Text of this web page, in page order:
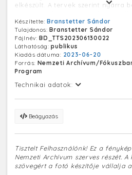
elkészült. A tervek szerint nyárra
épületben.
Készítette:Branstetter Sándor
Tulajdonos:Branstetter Sándor
Fájlnév:BD_TTS202306130022
Láthatóság:publikus
Kiadás dátuma: 2023-06-20
Forrás: Nemzeti Archívum/
Program
Technikai adatok:
Beágyazás
Tisztelt Felhasználónk! Ez a
Nemzeti Archívum szerves részét.
szövegért a fotó készítője vállalja